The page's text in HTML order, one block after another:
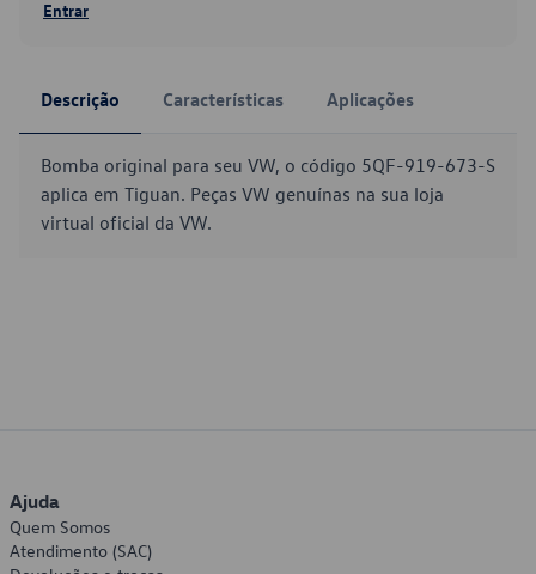
Entrar
Descrição Características Aplicações
Bomba original para seu VW, o código 5QF-919-673-S
aplica em Tiguan. Peças VW genuínas na sua loja
virtual oficial da VW.
Ajuda
Quem Somos
Atendimento (SAC)